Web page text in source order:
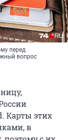
перед
вопрос
Карты этих
в